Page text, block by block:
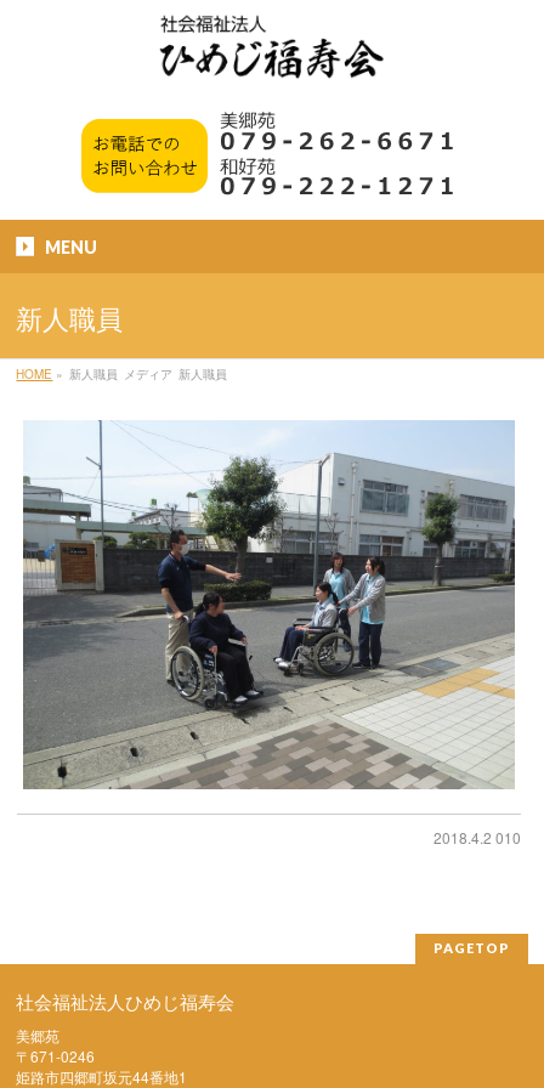
MENU
新人職員
HOME » 新人職員 メディア 新人職員
2018.4.2 010
PAGETOP
社会福祉法人ひめじ福寿会
美郷苑
〒671-0246
姫路市四郷町坂元44番地1